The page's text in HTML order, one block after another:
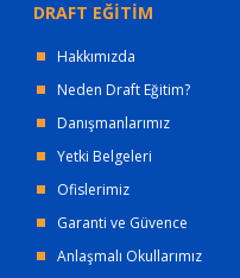
DRAFT EĞİTİM
Hakkımızda
Neden Draft Eğitim?
Danışmanlarımız
Yetki Belgeleri
Ofislerimiz
Garanti ve Güvence
Anlaşmalı Okullarımız